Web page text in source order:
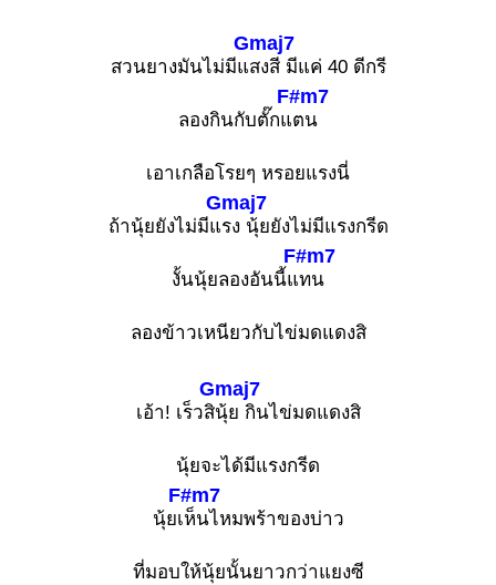
สวนยางมันไม่มีแ
Gmaj7
สงสี มีแค่ 40 ดีกรี
ลองกินกับตั๊กแ
F#m7
ตน
เอาเกลือโรยๆ หรอยแรงนี่
ถ้านุ้ยยังไม่มีแ
Gmaj7
รง นุ้ยยังไม่มีแรงกรีด
งั้นนุ้ยลองอันนี้แ
F#m7
ทน
ลองข้าวเหนียวกับไข่มดแดงสิ
เอ้า! เร็วสิ
Gmaj7
นุ้ย กินไข่มดแดงสิ
นุ้ยจะได้มีแรงกรีด
นุ้ยเ
F#m7
ห็นไหมพร้าของบ่าว
ที่มอบให้นุ้ยนั้นยาวกว่าแยงซี